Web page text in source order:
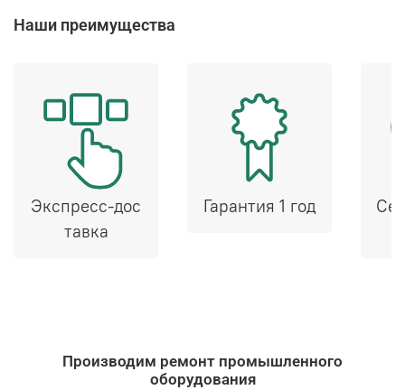
Наши преимущества
Экспресс-дос
тавка
Гарантия 1 год
Производим ремонт промышленного
оборудования